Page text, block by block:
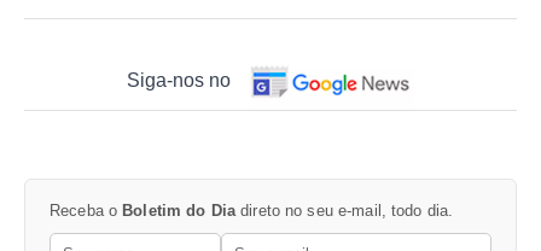
Siga-nos no
Receba o Boletim do Dia direto no seu e-mail, todo dia.